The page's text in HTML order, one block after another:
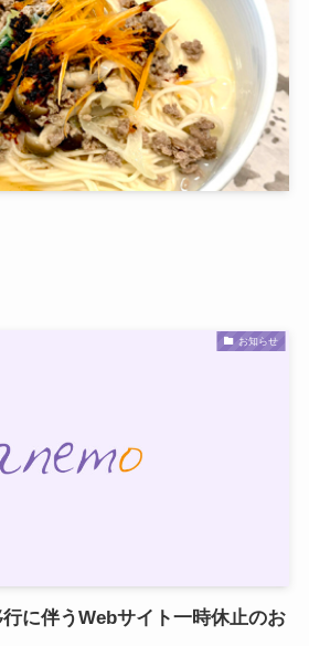
お知らせ
行に伴うWebサイト一時休止のお